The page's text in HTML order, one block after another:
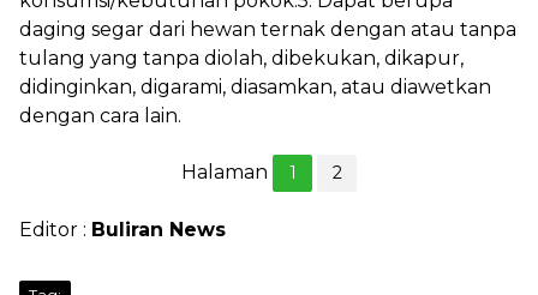
daging segar dari hewan ternak dengan atau tanpa
tulang yang tanpa diolah, dibekukan, dikapur,
didinginkan, digarami, diasamkan, atau diawetkan
dengan cara lain.
Halaman 1 2
Editor : Buliran News